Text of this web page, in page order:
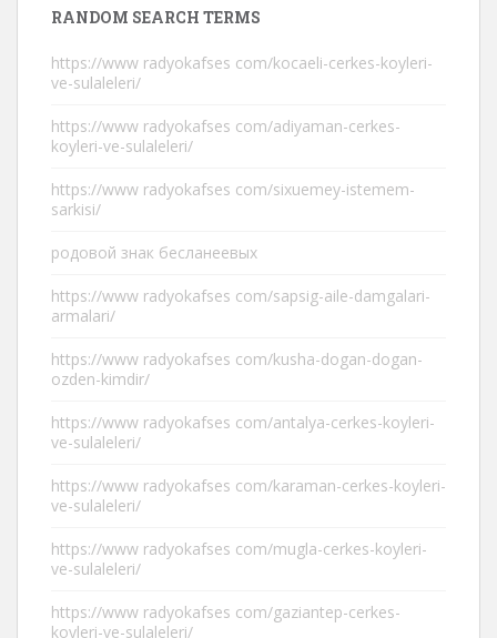
RANDOM SEARCH TERMS
https://www radyokafses com/kocaeli-cerkes-koyleri-
ve-sulaleleri/
https://www radyokafses com/adiyaman-cerkes-
koyleri-ve-sulaleleri/
https://www radyokafses com/sixuemey-istemem-
sarkisi/
родовой знак бесланеевых
https://www radyokafses com/sapsig-aile-damgalari-
armalari/
https://www radyokafses com/kusha-dogan-dogan-
ozden-kimdir/
https://www radyokafses com/antalya-cerkes-koyleri-
ve-sulaleleri/
https://www radyokafses com/karaman-cerkes-koyleri-
ve-sulaleleri/
https://www radyokafses com/mugla-cerkes-koyleri-
ve-sulaleleri/
https://www radyokafses com/gaziantep-cerkes-
koyleri-ve-sulaleleri/